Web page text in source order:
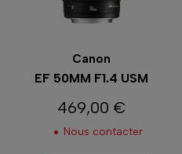
Canon
EF 50MM F1.4 USM
Prix
469,00 €
Nous contacter